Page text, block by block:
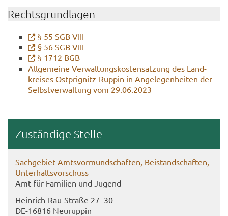
Rechts­grund­la­gen
§ 55 SGB VIII
§ 56 SGB VIII
§ 1712 BGB
All­ge­mei­ne Ver­wal­tungs­kos­ten­sat­zung des Land­
krei­ses Ostprignitz-​Ruppin in An­ge­le­gen­hei­ten der
Selbst­ver­wal­tung vom 29.06.2023
Zu­stän­di­ge Stel­le
Sach­ge­biet Amts­vor­mund­schaf­ten, Bei­stand­schaf­ten,
Un­ter­halts­vor­schuss
Amt für Fa­mi­li­en und Ju­gend
Heinrich-​Rau-Straße 27–30
DE-​16816 Neu­rup­pin